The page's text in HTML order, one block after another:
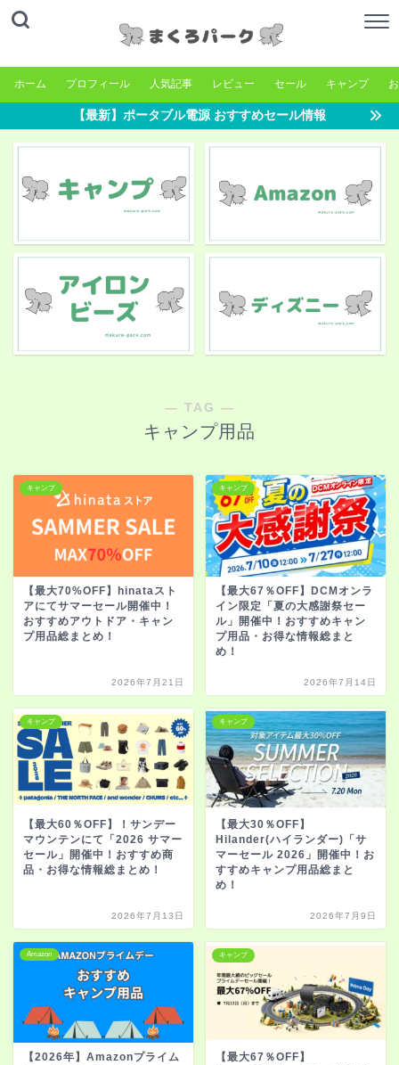
ホーム プロフィール 人気記事 レビュー セール キャンプ
【最新】ポータブル電源 おすすめセール情報
― TAG ―
キャンプ用品
キャンプ
【最大70%OFF】hinataスト
アにてサマーセール開催中！
おすすめアウトドア・キャン
プ用品総まとめ！
2026年7月21日
キャンプ
【最大67％OFF】DCMオンラ
イン限定「夏の大感謝祭セー
ル」開催中！おすすめキャン
プ用品・お得な情報総まと
め！
2026年7月14日
キャンプ
【最大60％OFF】！サンデー
マウンテンにて「2026 サマー
セール」開催中！おすすめ商
品・お得な情報総まとめ！
2026年7月13日
キャンプ
【最大30％OFF】
Hilander(ハイランダー)「サ
マーセール 2026」開催中！お
すすめキャンプ用品総まと
め！
2026年7月9日
Amazon
【2026年】Amazonプライム
キャンプ
【最大67％OFF】